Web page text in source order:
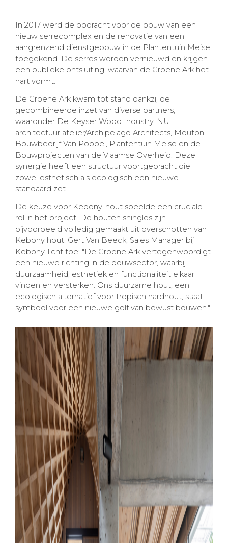
In 2017 werd de opdracht voor de bouw van een
nieuw serrecomplex en de renovatie van een
aangrenzend dienstgebouw in de Plantentuin Meise
toegekend. De serres worden vernieuwd en krijgen
een publieke ontsluiting, waarvan de Groene Ark het
hart vormt.
De Groene Ark kwam tot stand dankzij de
gecombineerde inzet van diverse partners,
waaronder De Keyser Wood Industry, NU
architectuur atelier/Archipelago Architects, Mouton,
Bouwbedrijf Van Poppel, Plantentuin Meise en de
Bouwprojecten van de Vlaamse Overheid. Deze
synergie heeft een structuur voortgebracht die
zowel esthetisch als ecologisch een nieuwe
standaard zet.
De keuze voor Kebony-hout speelde een cruciale
rol in het project. De houten shingles zijn
bijvoorbeeld volledig gemaakt uit overschotten van
Kebony hout. Gert Van Beeck, Sales Manager bij
Kebony, licht toe: "De Groene Ark vertegenwoordigt
een nieuwe richting in de bouwsector, waarbij
duurzaamheid, esthetiek en functionaliteit elkaar
vinden en versterken. Ons duurzame hout, een
ecologisch alternatief voor tropisch hardhout, staat
symbool voor een nieuwe golf van bewust bouwen."